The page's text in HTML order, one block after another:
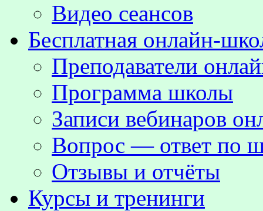
Видео сеансов
Бесплатная онлайн-
Преподаватели
Программа школы
Записи вебинаров
Вопрос — ответ по
Отзывы и отчёты
Курсы и тренинги